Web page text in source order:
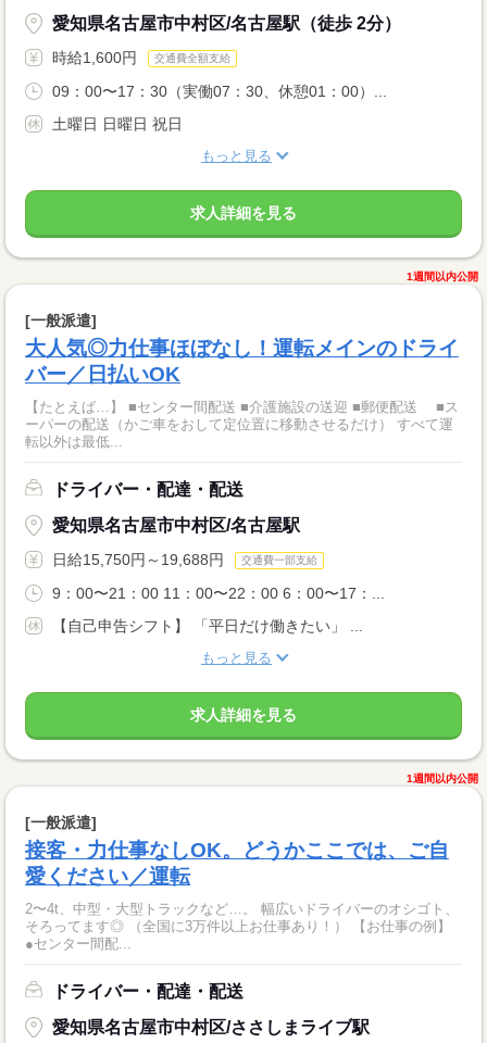
愛知県名古屋市中村区/名古屋駅（徒歩 2分）
時給1,600円 交通費全額支給
09：00〜17：30（実働07：30、休憩01：00）...
土曜日 日曜日 祝日
もっと見る
求人詳細を見る
1週間以内公開
[一般派遣]
大人気◎力仕事ほぼなし！運転メインのドライ
バー／日払いOK
【たとえば…】 ■センター間配送 ■介護施設の送迎 ■郵便配送 ■ス
ーパーの配送（かご車をおして定位置に移動させるだけ） すべて運
転以外は最低...
ドライバー・配達・配送
愛知県名古屋市中村区/名古屋駅
日給15,750円～19,688円 交通費一部支給
9：00〜21：00 11：00〜22：00 6：00〜17：...
【自己申告シフト】 「平日だけ働きたい」 ...
もっと見る
求人詳細を見る
1週間以内公開
[一般派遣]
接客・力仕事なしOK。どうかここでは、ご自
愛ください／運転
2〜4t、中型・大型トラックなど…。 幅広いドライバーのオシゴト、
そろってます◎ （全国に3万件以上お仕事あり！） 【お仕事の例】
●センター間配...
ドライバー・配達・配送
愛知県名古屋市中村区/ささしまライブ駅